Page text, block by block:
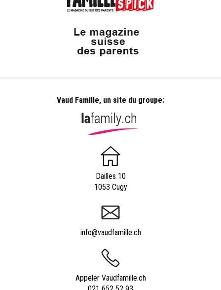
Vaud Famille, un site du groupe:
Dailles 10
1053 Cugy
info@vaudfamille.ch
Appeler Vaudfamille.ch